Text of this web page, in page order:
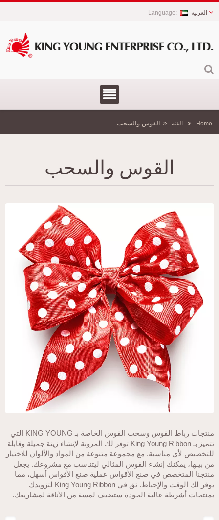
العربية
Home الفئة القوس والسحب
القوس والسحب
منتجات رباط القوس وسحب القوس الخاصة بـ KING YOUNG التي
تتميز بـ King Young Ribbon توفر لك المرونة لإنشاء زينة جميلة وقابلة
لأي مناسبة. مع مجموعة متنوعة من المواد والألوان للاختيار
بينها، يمكنك إنشاء القوس المثالي ليتناسب مع مشروعك. يجعل
المتخصص في صنع الأقواس عملية صنع الأقواس أسهل، مما
يوفر لك الوقت والإحباط. ثق في King Young Ribbon لتزويدك
أشرطة عالية الجودة ستضيف لمسة من الأناقة لمشاريعك.